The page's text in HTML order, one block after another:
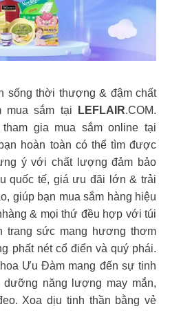
sống thời thượng & đậm chất
mua sắm tại
LEFLAIR.COM.
gia mua sắm online tại
hoàn toàn có thể tìm được
ý với chất lượng đảm bảo
quốc tế, giá ưu đãi lớn & trải
giúp bạn mua sắm hàng hiệu
& mọi thứ đều hợp với túi
trang sức mang hương thơm
phất nét cổ điển và quý phái.
Ưu Đàm mang đến sự tinh
dưỡng năng lượng may mắn,
Xoa dịu tinh thần bằng vẻ